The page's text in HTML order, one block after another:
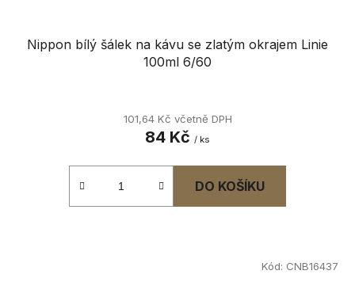
Nippon bílý šálek na kávu se zlatým okrajem Linie
100ml 6/60
101,64 Kč včetně DPH
84 Kč / ks
DO KOŠÍKU
Kód: CNB16437